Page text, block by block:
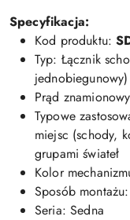
Specyfikacja:
Kod produktu:
Typ: Łącznik
jednobiegunowy)
Prąd
Typowe
miejsc (schody,
grupami świateł
Kolor
Sposób
Seria: Sedna